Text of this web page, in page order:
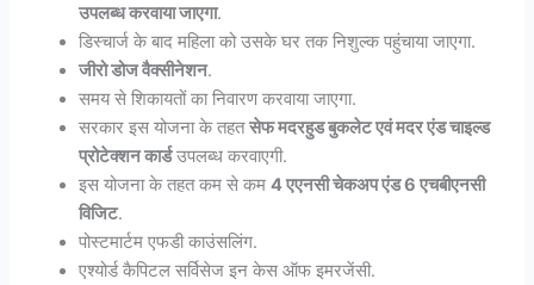
उपलब्ध करवाया जाएगा.
डिस्चार्ज के बाद महिला को उसके घर तक निशुल्क पहुंचाया जाएगा.
जीरो डोज वैक्सीनेशन.
समय से शिकायतों का निवारण करवाया जाएगा.
सरकार इस योजना के तहतसेफ मदरहुड बुकलेट एवं मदर एंड चाइल्ड
प्रोटेक्शन कार्डउपलब्ध करवाएगी.
इस योजना के तहत कम से कम4 एएनसी चेकअप एंड 6 एचबीएनसी
विजिट.
पोस्टमार्टम एफडी काउंसलिंग.
एश्योर्ड कैपिटल सर्विसेज इन केस ऑफ इमरजेंसी.